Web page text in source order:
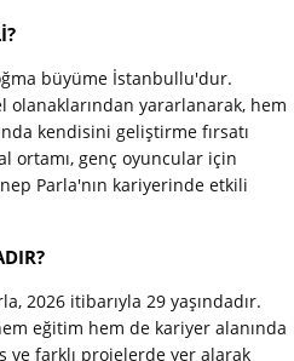
büyüme İstanbullu'dur.
yararlanarak, hem
kendisini geliştirme fırsatı
ortamı, genç oyuncular için
Parla'nın kariyerinde etkili
2026 itibarıyla 29 yaşındadır.
eğitim hem de kariyer alanında
farklı projelerde yer alarak